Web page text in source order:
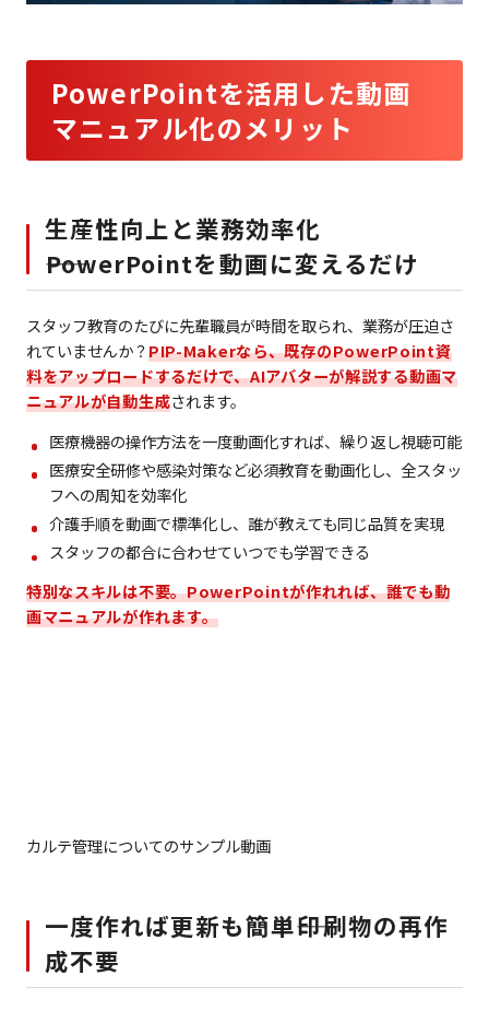
PowerPointを活用した動画
マニュアル化のメリット
生産性向上と業務効率化
――PowerPointを動画に変えるだけ
スタッフ教育のたびに先輩職員が時間を取られ、業務が圧迫さ
れていませんか？PIP-Makerなら、既存のPowerPoint資
料をアップロードするだけで、AIアバターが解説する動画マ
ニュアルが自動生成されます。
医療機器の操作方法を一度動画化すれば、繰り返し視聴可能
医療安全研修や感染対策など必須教育を動画化し、全スタッ
フへの周知を効率化
介護手順を動画で標準化し、誰が教えても同じ品質を実現
スタッフの都合に合わせていつでも学習できる
特別なスキルは不要。PowerPointが作れれば、誰でも動
画マニュアルが作れます。
カルテ管理についてのサンプル動画
一度作れば更新も簡単――印刷物の再作
成不要